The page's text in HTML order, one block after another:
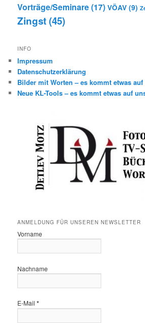
Vorträge/Seminare(17) VÖAV (9)
Zingst(45)
INFO
Impressum
Datenschutzerklärung
Bilder mit Worten – es kommt etwas
Neue KL-Tools – es kommt etwas auf
ANMELDUNG FÜR UNSEREN NEWSLETTER
Vorname
Nachname
E-Mail*